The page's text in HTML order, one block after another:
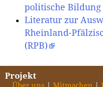
politische
Literatur zur
Rheinland-
(RPB)
Projekt
Über uns Mitmachen